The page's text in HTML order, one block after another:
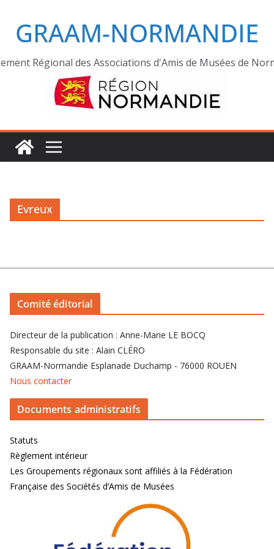
GRAAM-NORMANDIE
Régional des Associations d'Amis de Musées de
Evreux
Comité éditorial
Directeur de la publication : Anne-Marie LE BOCQ
Responsable du site : Alain CLÉRO
GRAAM-Normandie Esplanade Duchamp - 76000 ROUEN
Nous contacter
Documents administratifs
Statuts
Règlement intérieur
Les Groupements régionaux sont affiliés à la Fédération
Française des Sociétés d’Amis de Musées